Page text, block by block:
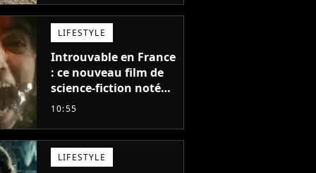
LIFESTYLE
Introuvable en France
: ce nouveau film de
science-fiction noté
55% est décrit comme
l'année"
10:55
LIFESTYLE